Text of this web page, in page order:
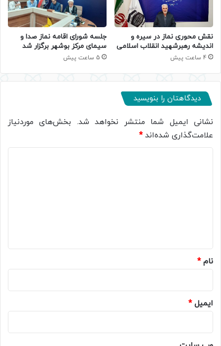
نقش محوری نماز در سیره و
اندیشه رهبرشهید انقلاب اسلامی
4 ساعت پیش
جلسه شورای اقامه نماز صدا و
سیمای مرکز بوشهر برگزار شد
5 ساعت پیش
دیدگاهتان را بنویسید
نشانی ایمیل شما منتشر نخواهد شد. بخش‌های موردنیاز
علامت‌گذاری شده‌اند*
نام*
ایمیل*